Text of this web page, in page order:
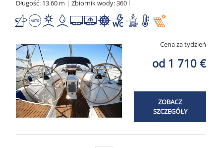
Długość: 13.60 m | Zbiornik wody: 360 l
Cena za tydzień
od 1 710 €
ZOBACZ
SZCZEGÓŁY